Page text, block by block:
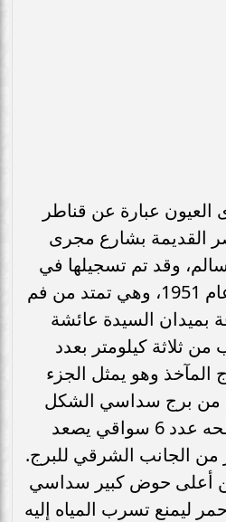
عبارة عن قناطر
القديمة بشارع مجرى
وقد تم تسجيلها في
عداد الآثار الإسلامية عام 1951، وهي تمتد من فم
بميدان السيدة عائشة
من ثلاثة كيلومتر بعدد
المآخذ وهو يمثل الجزء
من برج سداسي الشكل
من الحجر، يوجد بسطحه عدد 6 سواقي يصعد
من الجانب الشرقي للبرج.
أعلى حوض كبير سداسي
ليمنع تسرب المياه إليه